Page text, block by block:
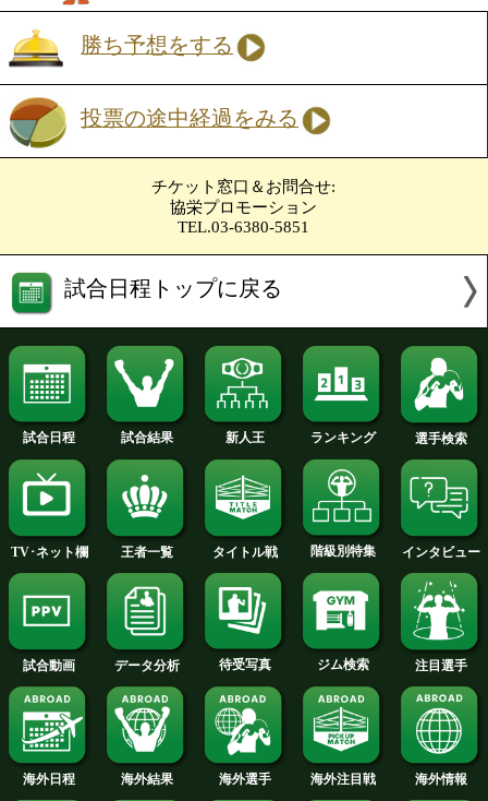
プ(タイ)
勝ち予想をする
Lフライ級6回戦
前川 龍斗(協栄)
VS
ナムチャイ・ソータナチョー
勝ち予想をする
投票の途中経過をみる
チケット窓口＆お問合せ:
協栄プロモーション